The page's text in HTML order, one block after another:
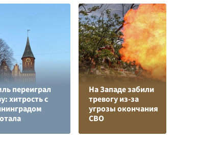
переиграл
хитрость с
На Западе забили
тревогу из-за
угрозы окончания
СВО